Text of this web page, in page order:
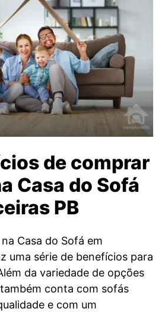
de comprar
Casa do Sofá
PB
Casa do Sofá em
uma série de benefícios para
da variedade de opções
conta com sofás
e com um